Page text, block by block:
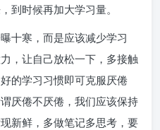
到时候再加大学习量。
十寒，而是应该减少学习
，让自己放松一下，多接触
的学习习惯即可克服厌倦
厌倦不厌倦，我们应该保持
新鲜，多做笔记多思考，要